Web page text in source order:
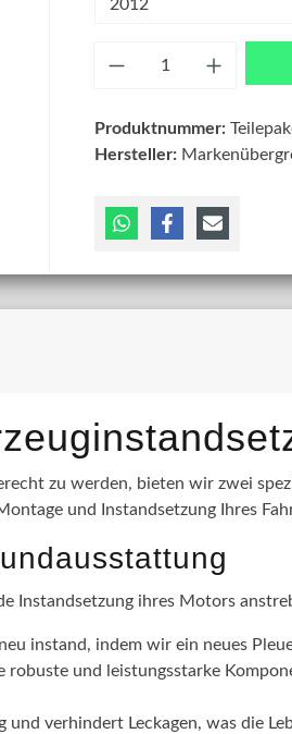
Produktnummer:
Hersteller:
zu werden, bieten wir zwei
und Instandsetzung Ihres
Instandsetzung ihres Motors
instand, indem wir ein neues
und leistungsstarke
und verhindert Leckagen, was die